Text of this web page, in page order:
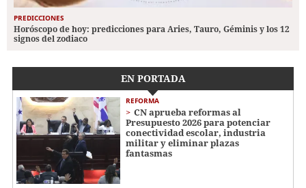
PREDICCIONES
Horóscopo de hoy: predicciones para Aries, Tauro, Géminis y los 12
signos del zodiaco
EN PORTADA
REFORMA
CN aprueba reformas al
Presupuesto 2026 para potenciar
conectividad escolar, industria
militar y eliminar plazas
fantasmas